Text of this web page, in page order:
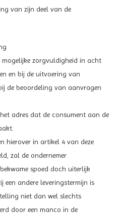
van zijn deel van de
mogelijke zorgvuldigheid in acht
en bij de uitvoering van
de beoordeling van aanvragen
adres dat de consument aan de
hierover in artikel 4 van deze
zal de ondernemer
spoed doch uiterlijk
een andere leveringstermijn is
niet dan wel slechts
door een manco in de